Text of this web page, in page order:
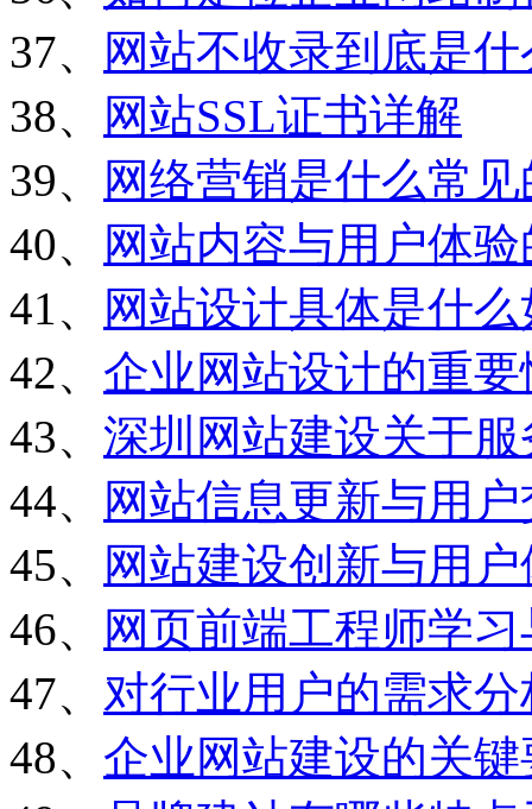
37、
网站不收录到底是
38、
网站SSL证书详解
39、
网络营销是什么常
40、
网站内容与用户体
41、
网站设计具体是什
42、 企业网站设计的重要
43、 深圳网站建设关于
44、
网站信息更新与用
45、
网站建设创新与用
46、
网页前端工程师学
47、 对行业用户的需求
48、 企业网站建设的关